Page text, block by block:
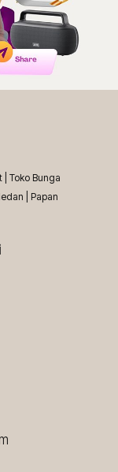
| Toko Bunga
| Papan